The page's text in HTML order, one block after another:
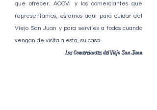
que ofrecer.ACOVI y los comerciantes que
representamos, estamos aquí para cuidar del
Viejo San Juan y para serviles a todos cuando
vengan de visita a esta, su casa.​
Los Comerciantes del Viejo San Juan